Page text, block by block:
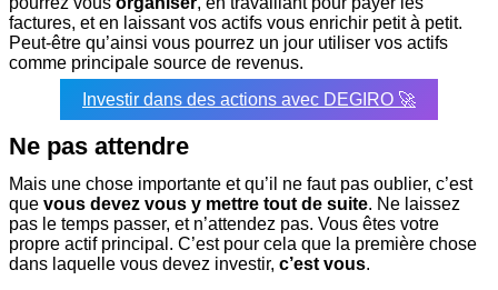
factures, et en laissant vos actifs vous enrichir petit à petit.
Peut-être qu’ainsi vous pourrez un jour utiliser vos actifs
comme principale source de revenus.
Investir dans des actions avec DEGIRO 🚀
Ne pas attendre
Mais une chose importante et qu’il ne faut pas oublier, c’est
que vous devez vous y mettre tout de suite. Ne laissez
pas le temps passer, et n’attendez pas. Vous êtes votre
propre actif principal. C’est pour cela que la première chose
dans laquelle vous devez investir, c’est vous.